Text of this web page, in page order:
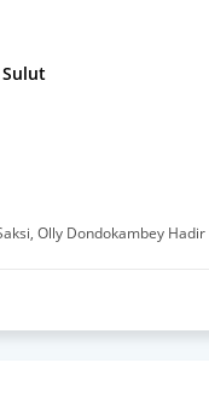
Sulut
Olly Dondokambey